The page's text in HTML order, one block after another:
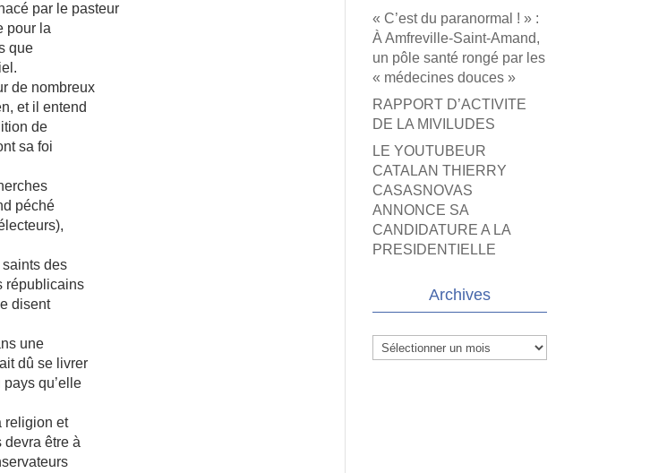
par le pasteur
pour la
que
de nombreux
et il entend
de
sa foi
péché
saints des
républicains
disent
une
dû se livrer
qu’elle
religion et
devra être à
« C’est du paranormal ! » :
À Amfreville-Saint-Amand,
un pôle santé rongé par les
« médecines douces »
RAPPORT D’ACTIVITE
DE LA MIVILUDES
LE YOUTUBEUR
CATALAN THIERRY
CASASNOVAS
ANNONCE SA
CANDIDATURE A LA
PRESIDENTIELLE
Archives
Archives